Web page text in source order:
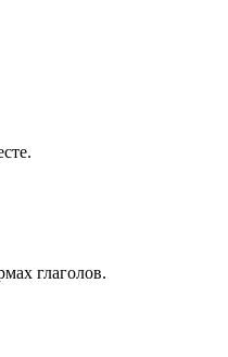
глаголов.